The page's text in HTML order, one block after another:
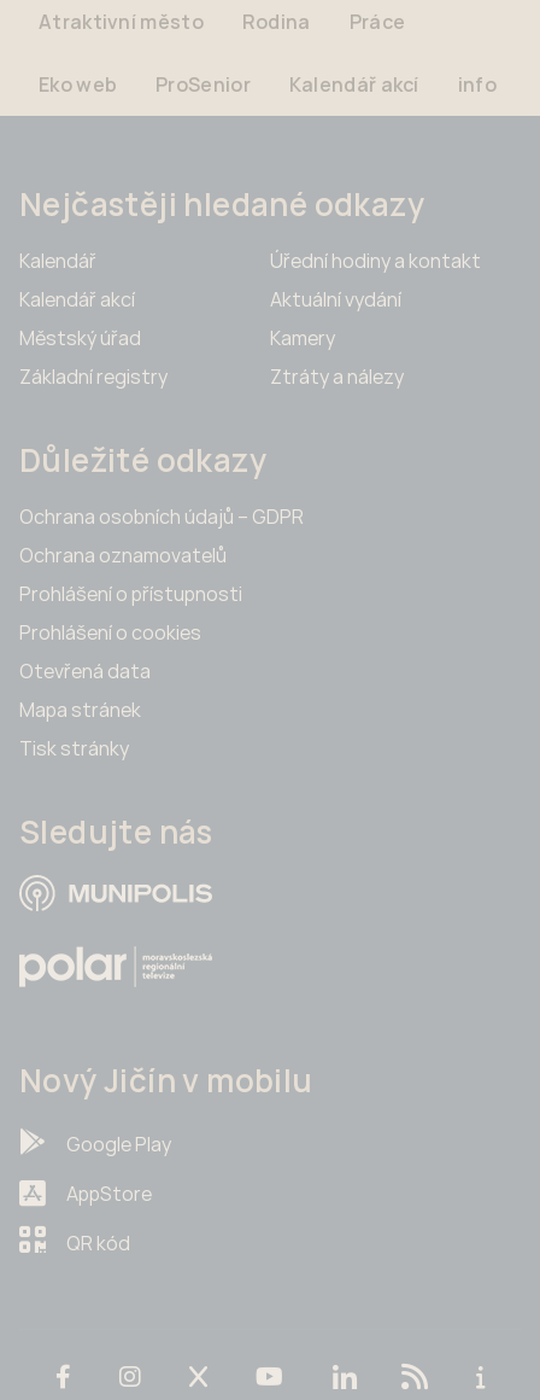
Atraktivní město Rodina Práce
Eko web ProSenior Kalendář akcí info
Nejčastěji hledané odkazy
Kalendář
Kalendář akcí
Městský úřad
Základní registry
Úřední hodiny a kontakt
Aktuální vydání
Kamery
Ztráty a nálezy
Důležité odkazy
Ochrana osobních údajů – GDPR
Ochrana oznamovatelů
Prohlášení o přístupnosti
Prohlášení o cookies
Otevřená data
Mapa stránek
Tisk stránky
Sledujte nás
Nový Jičín v mobilu
Google Play
AppStore
QR kód